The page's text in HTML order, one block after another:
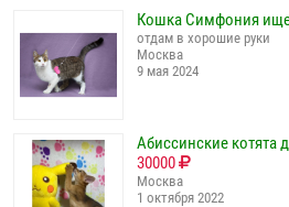
Кошка Симфония
отдам в хорошие руки
Москва
9 мая 2024
Абиссинские котята
30000
Москва
1 октября 2022